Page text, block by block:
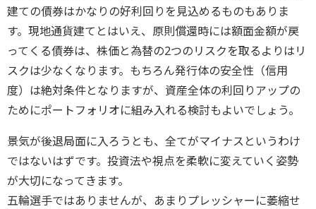
建ての債券はかなりの好利回りを見込めるものもありま
す。現地通貨建てとはいえ、原則償還時には額面金額が戻
ってくる債券は、株価と為替の2つのリスクを取るよりはリ
スクは少なくなります。もちろん発行体の安全性（信用
度）は絶対条件となりますが、資産全体の利回りアップの
ためにポートフォリオに組み入れる検討もよいでしょう。
景気が後退局面に入ろうとも、全てがマイナスというわけ
ではないはずです。投資法や視点を柔軟に変えていく姿勢
が大切になってきます。
五輪選手ではありませんが、あまりプレッシャーに萎縮せ